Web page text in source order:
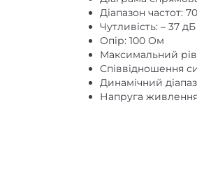
Діапазон частот:
Чутливість: – 37
Опір: 100 Ом
Максимальний
Співвідношення
Динамічний
Напруга